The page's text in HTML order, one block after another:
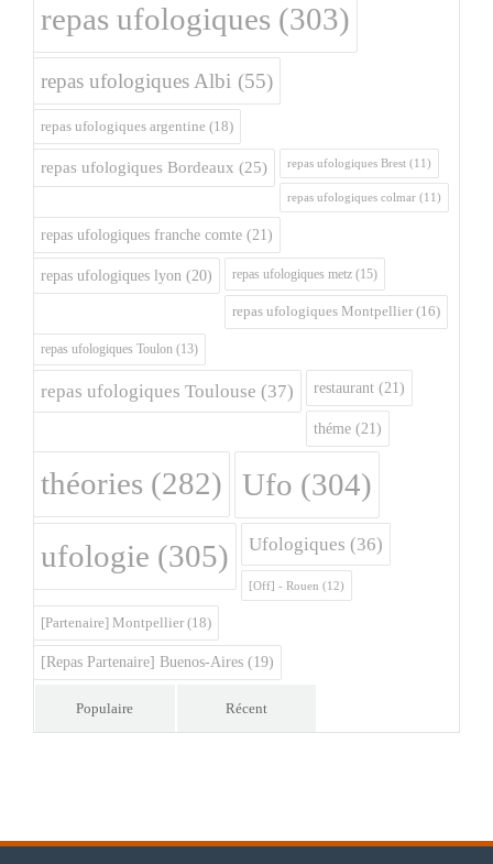
repas ufologiques (303)
repas ufologiques Albi (55)
repas ufologiques argentine (18)
repas ufologiques Bordeaux (25) repas ufologiques Brest (11)
repas ufologiques colmar (11)
repas ufologiques franche comte (21)
repas ufologiques lyon (20) repas ufologiques metz (15)
repas ufologiques Montpellier (16)
repas ufologiques Toulon (13)
repas ufologiques Toulouse (37) restaurant (21)
théme (21)
théories (282) Ufo (304)
ufologie (305) Ufologiques (36)
[Off] - Rouen (12)
[Partenaire] Montpellier (18)
[Repas Partenaire] Buenos-Aires (19)
Populaire Récent